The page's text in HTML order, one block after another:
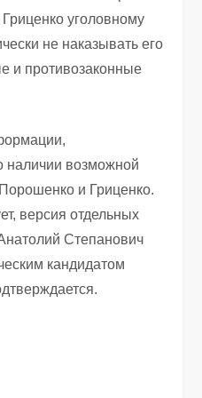
уголовному
не наказывать его
и противозаконные
наличии возможной
и Гриценко.
версия отдельных
Степанович
кандидатом